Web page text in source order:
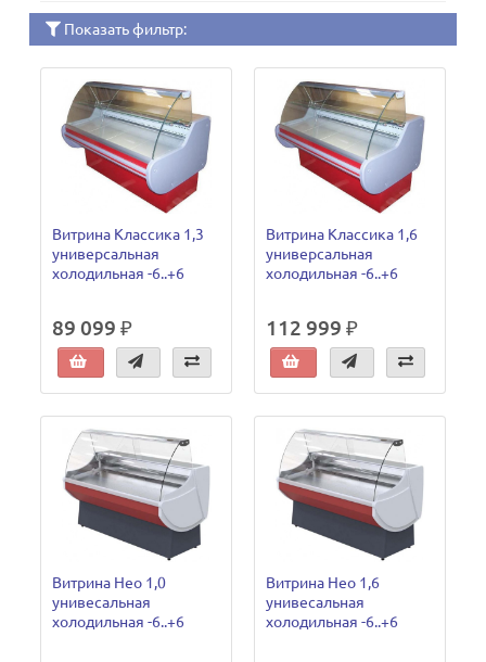
Показать фильтр:
Витрина Классика 1,3
универсальная
холодильная -6..+6
89 099 ₽
Витрина Классика 1,6
универсальная
холодильная -6..+6
112 999 ₽
Витрина Нео 1,0
унивесальная
холодильная -6..+6
Витрина Нео 1,6
унивесальная
холодильная -6..+6